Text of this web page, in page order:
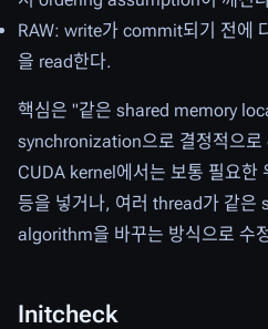
RAW: write가 commit되기 전에
을 read한다.
핵심은 "같은 shared memory
synchronization으로 결정적으
CUDA kernel에서는 보통 필요한
등을 넣거나, 여러 thread가 같은
algorithm을 바꾸는 방식으로 수
Initcheck